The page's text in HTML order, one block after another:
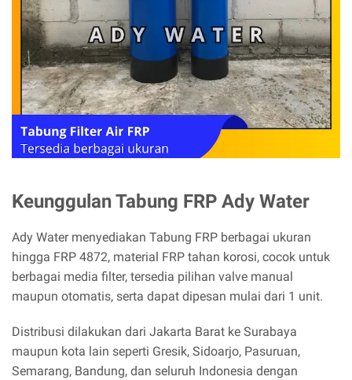
Keunggulan Tabung FRP Ady Water
Ady Water menyediakan Tabung FRP berbagai ukuran
hingga FRP 4872, material FRP tahan korosi, cocok untuk
berbagai media filter, tersedia pilihan valve manual
maupun otomatis, serta dapat dipesan mulai dari 1 unit.
Distribusi dilakukan dari Jakarta Barat ke Surabaya
maupun kota lain seperti Gresik, Sidoarjo, Pasuruan,
Semarang, Bandung, dan seluruh Indonesia dengan